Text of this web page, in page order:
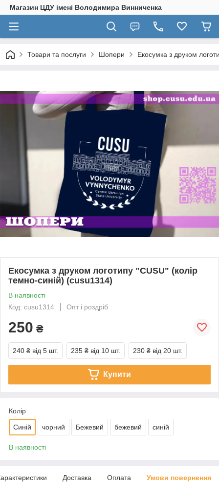
Магазин ЦДУ імені Володимира Винниченка
Товари та послуги Шопери Екосумка з друком
Екосумка з друком логотипу "CUSU" (колір
темно-синій) (cusu1314)
В наявності
Код: cusu1314
Опт і роздріб
250 ₴
240 ₴ від 5 шт. 235 ₴ від 10 шт. 230 ₴ від 20 шт.
Купити
Колір
Синій чорний Бежевий бежевий синій
В наявності
Доставка Оплата Умови повернення